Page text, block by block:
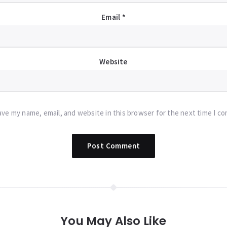
Email *
Website
my name, email, and website in this browser for the next time I
You May Also Like